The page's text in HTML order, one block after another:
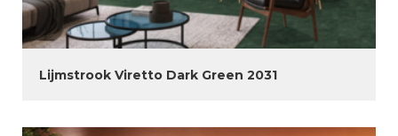
Lijmstrook Viretto Dark Green 2031